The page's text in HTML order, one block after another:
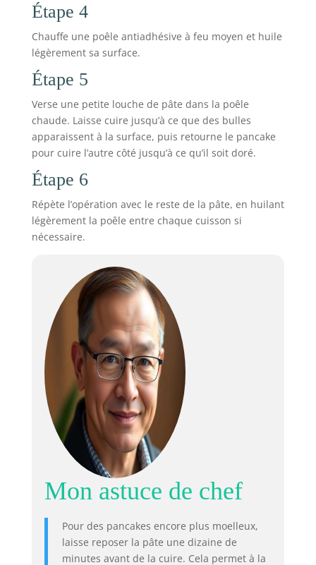
Étape 4
Chauffe une poêle antiadhésive à feu moyen et huile
légèrement sa surface.
Étape 5
Verse une petite louche de pâte dans la poêle
chaude. Laisse cuire jusqu’à ce que des bulles
apparaissent à la surface, puis retourne le pancake
pour cuire l’autre côté jusqu’à ce qu’il soit doré.
Étape 6
Répète l’opération avec le reste de la pâte, en huilant
légèrement la poêle entre chaque cuisson si
nécessaire.
Mon astuce de chef
Pour des pancakes encore plus moelleux,
laisse reposer la pâte une dizaine de
minutes avant de la cuire. Cela permet à la